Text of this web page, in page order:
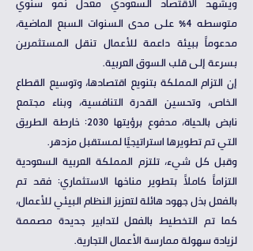
متوسطه 4% على مدى السنوات السبع الماضية،
مدعوماً ببيئة داعمة للأعمال تنقل المستثمرين
بسرعة إلى قلب السوق العربية.
إن التزام المملكة بتنويع اقتصادها، وتوسيع القطاع
الخاص، وتحسين القدرة التنافسية، وبناء مجتمع
نابض بالحياة، مدفوع برؤيتها 2030: خارطة الطريق
التي تم تطويرها استراتيجيًا لمستقبل مزدهر.
وقبل كل شيء، تلتزم المملكة العربية السعودية
التزاماً كاملاً بتطوير مناخها الاستثماري: فقد تم
بالفعل بذل جهود هائلة لتعزيز النظام البيئي للأعمال،
كما تم التخطيط بالفعل لتدابير جديدة مصممة
لزيادة سهولة ممارسة الأعمال التجارية.